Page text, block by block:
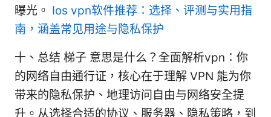
曝光。 Ios vpn软件推荐：选择、评测与实用指
南，涵盖常见用途与隐私保护
十、总结 梯子 意思是什么？全面解析vpn：你
的网络自由通行证，核心在于理解 VPN 能为你
带来的隐私保护、地理访问自由与网络安全提
升。从选择合适的协议、服务器、隐私策略，到